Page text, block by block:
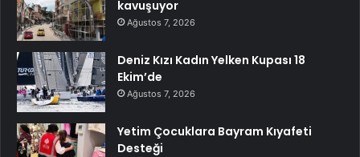
kavuşuyor
Ağustos 7, 2026
Deniz Kızı Kadın Yelken Kupası 18
Ekim’de
Ağustos 7, 2026
Yetim Çocuklara Bayram Kıyafeti
Desteği